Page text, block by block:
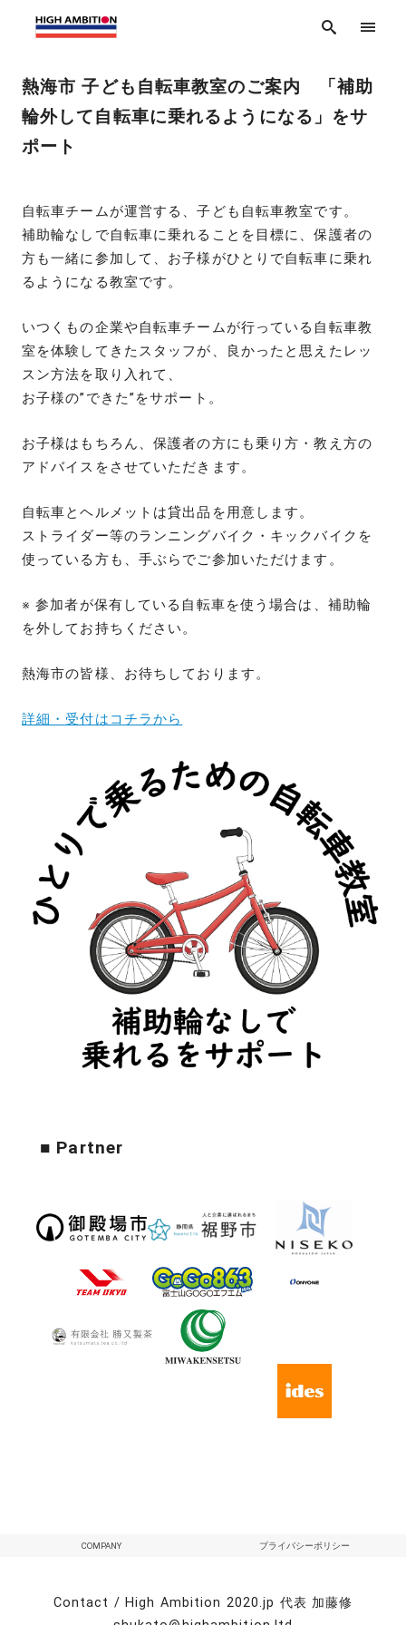
熱海市 子ども自転車教室のご案内 「補助
輪外して自転車に乗れるようになる」をサ
ポート
自転車チームが運営する、子ども自転車教室です。
補助輪なしで自転車に乗れることを目標に、保護者の
方も一緒に参加して、お子様がひとりで自転車に乗れ
るようになる教室です。
いつくもの企業や自転車チームが行っている自転車教
室を体験してきたスタッフが、良かったと思えたレッ
スン方法を取り入れて、
お子様の”できた”をサポート。
お子様はもちろん、保護者の方にも乗り方・教え方の
アドバイスをさせていただきます。
自転車とヘルメットは貸出品を用意します。
ストライダー等のランニングバイク・キックバイクを
使っている方も、手ぶらでご参加いただけます。
※ 参加者が保有している自転車を使う場合は、補助輪
を外してお持ちください。
熱海市の皆様、お待ちしております。
詳細・受付はコチラから
■ Partner
COMPANY プライバシーポリシー
Contact / High Ambition 2020.jp 代表 加藤修